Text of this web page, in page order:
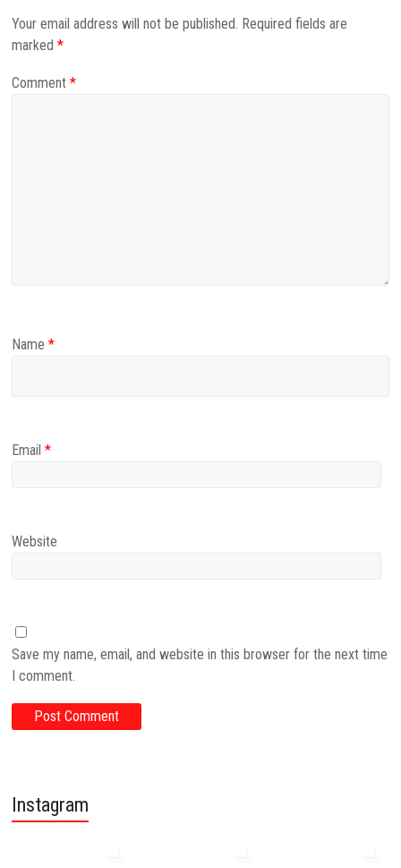
Your email address will not be published. Required fields are
marked*
Comment*
Name*
Email*
Website
Save my name, email, and website in this browser for the next time
I comment.
Instagram